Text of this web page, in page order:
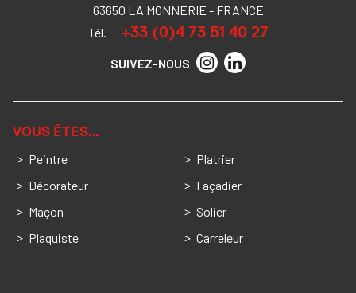
63650 LA MONNERIE - FRANCE
Tél.
+33 (0)4 73 51 40 27
SUIVEZ-NOUS
VOUS ÊTES…
Peintre
Décorateur
Maçon
Plaquiste
Platrier
Façadier
Solier
Carreleur